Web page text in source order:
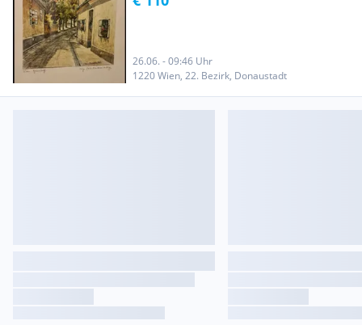
26.06. - 09:46 Uhr
1220 Wien, 22. Bezirk, Donaustadt